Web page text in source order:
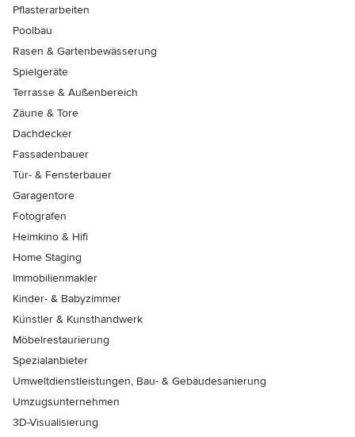
Pflasterarbeiten
Poolbau
Rasen & Gartenbewässerung
Spielgeräte
Terrasse & Außenbereich
Zäune & Tore
Dachdecker
Fassadenbauer
Tür- & Fensterbauer
Garagentore
Fotografen
Heimkino & Hifi
Home Staging
Immobilienmakler
Kinder- & Babyzimmer
Künstler & Kunsthandwerk
Möbelrestaurierung
Spezialanbieter
Umweltdienstleistungen, Bau- & Gebäudesanierung
Umzugsunternehmen
3D-Visualisierung